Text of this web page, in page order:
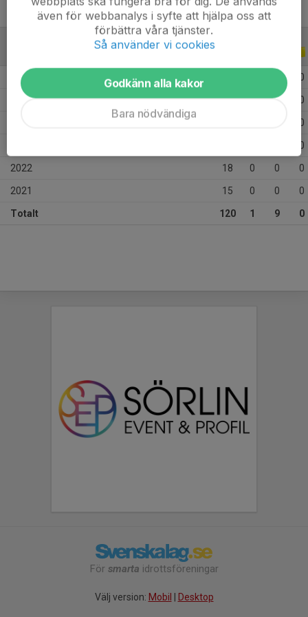
2026 0
2025 27 0 0 0
0
0
2022 18 0 0 0
2021 15 0 0 0
Totalt 120 1 9 0
För smarta idrottsföreningar
Välj version: Mobil Desktop
även för webbanalys i syfte att hjälpa oss att
förbättra våra tjänster.
Så använder vi cookies
Godkänn alla kakor
Bara nödvändiga